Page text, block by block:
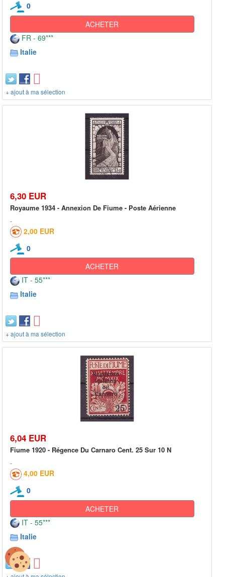
0
ACHETER
FR - 69***
Italie
+ ajout à ma sélection
6,30 EUR
Royaume 1934 - Annexion De Fiume - Poste Aérienne
2,00 EUR
0
ACHETER
IT - 55***
Italie
+ ajout à ma sélection
6,04 EUR
Fiume 1920 - Régence Du Carnaro Cent. 25 Sur 10 N
4,00 EUR
0
ACHETER
IT - 55***
Italie